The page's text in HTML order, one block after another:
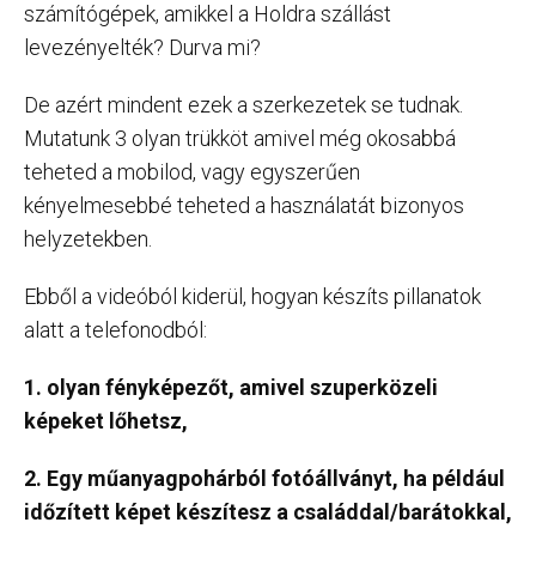
számítógépek, amikkel a Holdra szállást
levezényelték? Durva mi?
De azért mindent ezek a szerkezetek se tudnak.
Mutatunk 3 olyan trükköt amivel még okosabbá
teheted a mobilod, vagy egyszerűen
kényelmesebbé teheted a használatát bizonyos
helyzetekben.
Ebből a videóból kiderül, hogyan készíts pillanatok
alatt a telefonodból:
1. olyan fényképezőt, amivel szuperközeli
képeket lőhetsz,
2. Egy műanyagpohárból fotóállványt, ha például
időzített képet készítesz a családdal/barátokkal,